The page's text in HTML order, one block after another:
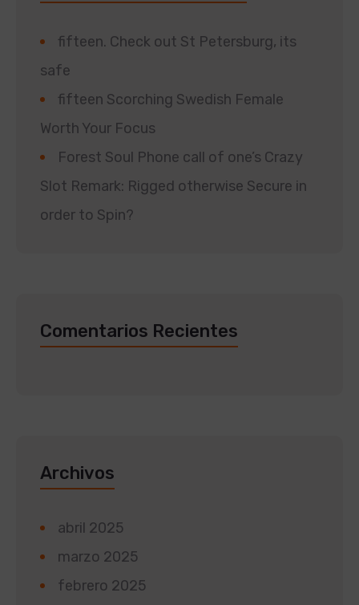
fifteen. Check out St Petersburg, its
safe
fifteen Scorching Swedish Female
Worth Your Focus
Forest Soul Phone call of one’s Crazy
Slot Remark: Rigged otherwise Secure in
order to Spin?
Comentarios Recientes
Archivos
abril 2025
marzo 2025
febrero 2025